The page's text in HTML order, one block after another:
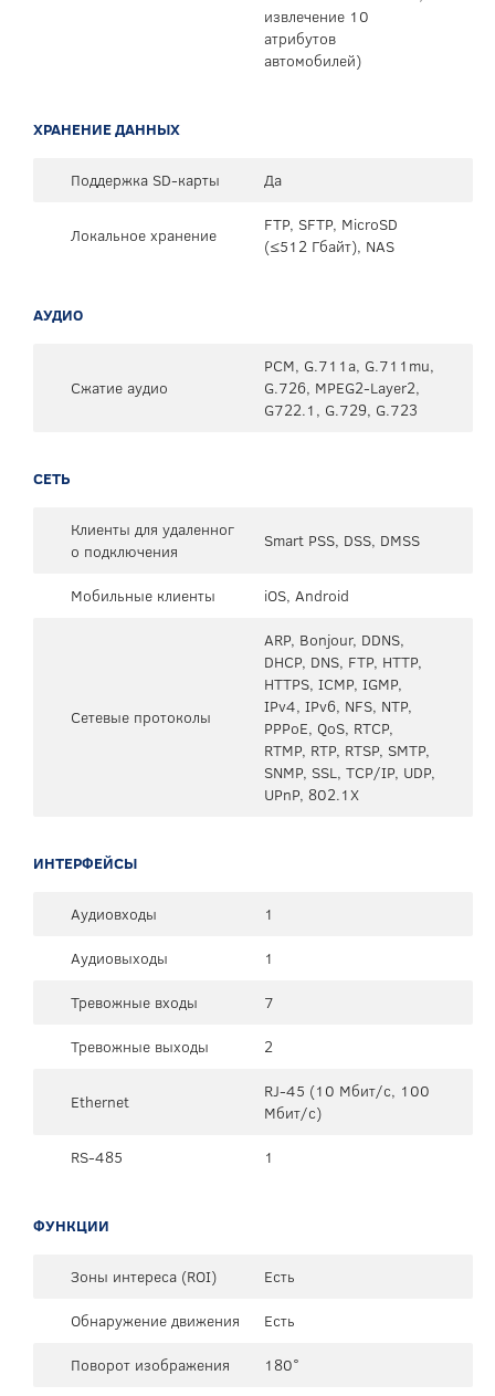
извлечение 10
атрибутов
автомобилей)
ХРАНЕНИЕ ДАННЫХ
Поддержка SD-карты Да
Локальное хранение
FTP, SFTP, MicroSD
(≤512 Гбайт), NAS
АУДИО
Сжатие аудио
PCM, G.711a, G.711mu,
G.726, MPEG2-Layer2,
G722.1, G.729, G.723
СЕТЬ
Клиенты для удаленног
о подключения
Smart PSS, DSS, DMSS
Мобильные клиенты iOS, Android
Сетевые протоколы
ARP, Bonjour, DDNS,
DHCP, DNS, FTP, HTTP,
HTTPS, ICMP, IGMP,
IPv4, IPv6, NFS, NTP,
PPPoE, QoS, RTCP,
RTMP, RTP, RTSP, SMTP,
SNMP, SSL, TCP/IP, UDP,
UPnP, 802.1X
ИНТЕРФЕЙСЫ
Аудиовходы
1
Аудиовыходы
1
Тревожные входы
7
Тревожные выходы
2
Ethernet
RJ-45 (10 Мбит/с, 100
Мбит/с)
RS-485
1
ФУНКЦИИ
Зоны интереса (ROI)
Есть
Обнаружение движения
Есть
Поворот изображения
180°